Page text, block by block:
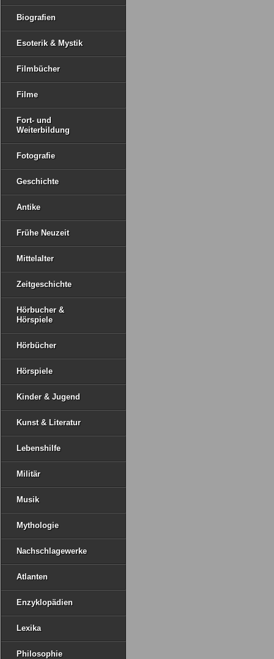
Biografien
Esoterik & Mystik
Filmbücher
Filme
Fort- und
Weiterbildung
Fotografie
Geschichte
Antike
Frühe Neuzeit
Mittelalter
Zeitgeschichte
Hörbucher &
Hörspiele
Hörbücher
Hörspiele
Kinder & Jugend
Kunst & Literatur
Lebenshilfe
Militär
Musik
Mythologie
Nachschlagewerke
Atlanten
Enzyklopädien
Lexika
Philosophie